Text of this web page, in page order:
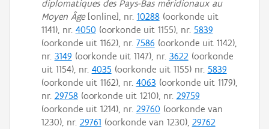
diplomatiques des Pays-Bas méridionaux au
Moyen Âge[online], nr. 10288(oorkonde uit
1141), nr. 4050 (oorkonde uit 1155), nr. 5839
(oorkonde uit 1162), nr. 7586 (oorkonde uit 1142),
nr. 3149 (oorkonde uit 1147), nr. 3622(oorkonde
uit 1154), nr. 4035 (oorkonde uit 1155) nr. 5839
(oorkonde uit 1162), nr. 4063 (oorkonde uit 1179),
nr. 29758(oorkonde uit 1210), nr. 29759
(oorkonde uit 1214), nr. 29760 (oorkonde van
1230), nr. 29761 (oorkonde van 1230), 29762